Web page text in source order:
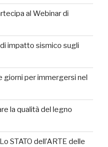
al Webinar di
impatto sismico sugli
giorni per immergersi nel
la qualità del legno
STATO dell’ARTE delle